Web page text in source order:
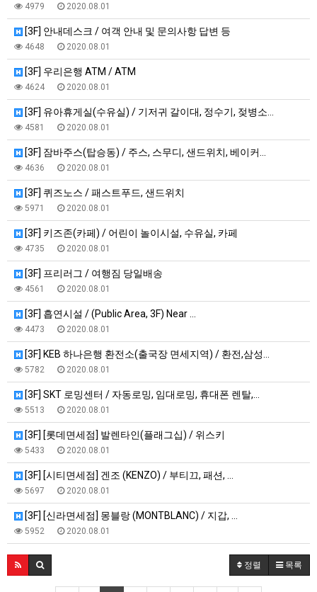
4979 2020.08.01
[3F] 안내데스크 / 여객 안내 및 문의사항 답변 등
4648 2020.08.01
[3F] 우리은행 ATM / ATM
4624 2020.08.01
[3F] 유아휴게실(수유실) / 기저귀 갈이대, 정수기, 젖병소…
4581 2020.08.01
[3F] 잠바주스(탑승동) / 주스, 스무디, 샌드위치, 베이커…
4636 2020.08.01
[3F] 퀴즈노스 / 패스트푸드, 샌드위치
5971 2020.08.01
[3F] 키즈존(카페) / 어린이 놀이시설, 수유실, 카페
4735 2020.08.01
[3F] 프리러그 / 여행짐 당일배송
4561 2020.08.01
[3F] 흡연시설 / (Public Area, 3F) Near …
4473 2020.08.01
[3F] KEB 하나은행 환전소(출국장 면세지역) / 환전,삼성…
5782 2020.08.01
[3F] SKT 로밍센터 / 자동로밍, 임대로밍, 휴대폰 렌탈,…
5513 2020.08.01
[3F] [롯데면세점] 발렌타인(플래그십) / 위스키
5433 2020.08.01
[3F] [시티면세점] 겐조 (KENZO) / 부티끄, 패션, …
5697 2020.08.01
[3F] [신라면세점] 몽블랑 (MONTBLANC) / 지갑, …
5952 2020.08.01
정렬 목록